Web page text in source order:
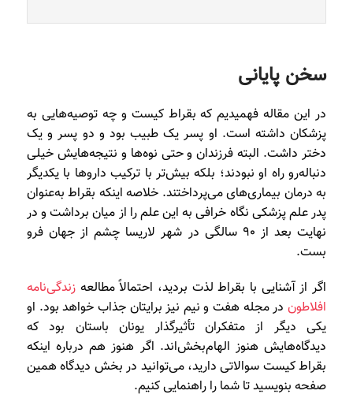
سخن پایانی
در این مقاله فهمیدیم که بقراط کیست و چه توصیه‌هایی به
پزشکان داشته است. او پسر یک طبیب بود و دو پسر و یک
دختر داشت. البته فرزندان و حتی نوه‌ها و نتیجه‌هایش خیلی
دنباله‌رو راه او نبودند؛ بلکه بیش‌تر با ترکیب دارو‌ها با یکدیگر
به درمان بیماری‌های می‌پرداختند. خلاصه اینکه بقراط به‌عنوان
پدر علم پزشکی نگاه خرافی به این علم را از میان برداشت و در
نهایت بعد از ۹۰ سالگی در شهر لاریسا چشم از جهان فرو
بست.
اگر از آشنایی با بقراط لذت بردید، احتمالاً مطالعه زندگی‌نامه
افلاطون در مجله هفت و نیم نیز برایتان جذاب خواهد بود. او
یکی دیگر از متفکران تأثیرگذار یونان باستان بود که
دیدگاه‌هایش هنوز الهام‌بخش‌اند. اگر هنوز هم درباره اینکه
بقراط کیست سوالاتی دارید، می‌توانید در بخش دیدگاه همین
صفحه بنویسید تا شما را راهنمایی کنیم.